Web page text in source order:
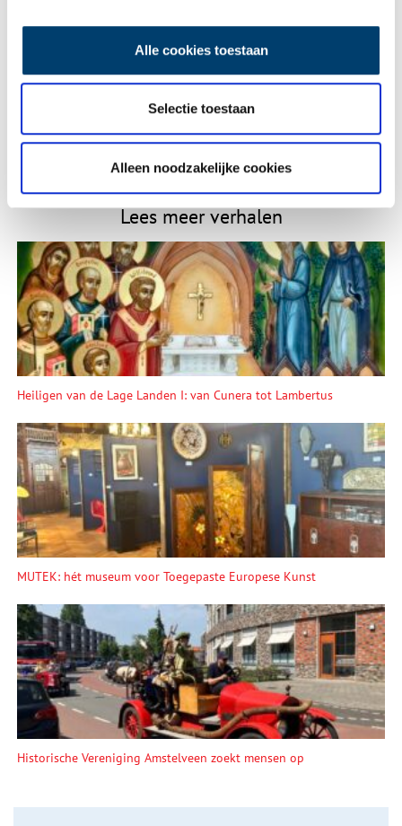
Alle cookies toestaan
Selectie toestaan
Alleen noodzakelijke cookies
Vink dit aan als u op de hoogte gehouden wil worden.
Lees meer verhalen
Heiligen van de Lage Landen I: van Cunera tot Lambertus
MUTEK: hét museum voor Toegepaste Europese Kunst
Historische Vereniging Amstelveen zoekt mensen op